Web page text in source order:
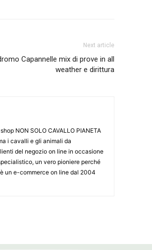
Next article
Capannelle mix di prove in all
weather e dirittura
NON SOLO CAVALLO PIANETA
i cavalli e gli animali da
del negozio on line in occasione
un vero pioniere perché
un e-commerce on line dal 2004